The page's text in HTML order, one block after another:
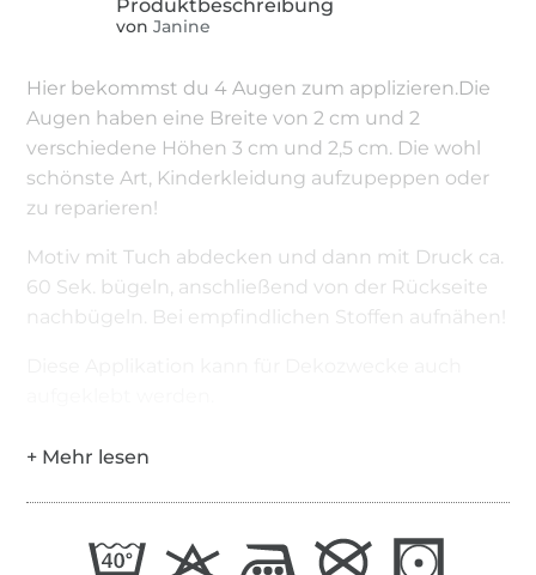
von Janine
Hier bekommst du 4 Augen zum applizieren.Die
Augen haben eine Breite von 2 cm und 2
verschiedene Höhen 3 cm und 2,5 cm. Die wohl
schönste Art, Kinderkleidung aufzupeppen oder
zu reparieren!
Motiv mit Tuch abdecken und dann mit Druck ca.
60 Sek. bügeln, anschließend von der Rückseite
nachbügeln. Bei empfindlichen Stoffen aufnähen!